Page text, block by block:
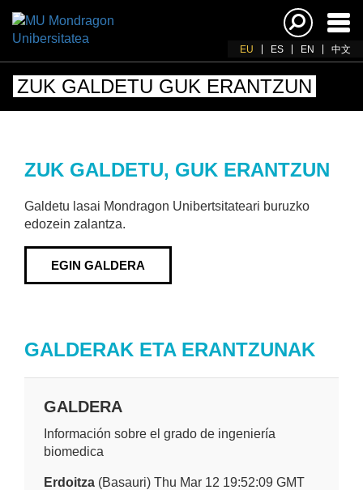
EU ES EN 中文
ZUK GALDETU GUK ERANTZUN
ZUK GALDETU, GUK ERANTZUN
Galdetu lasai Mondragon Unibertsitateari buruzko
edozein zalantza.
EGIN GALDERA
GALDERAK ETA ERANTZUNAK
GALDERA
Información sobre el grado de ingeniería
biomedica
Erdoitza (Basauri) Thu Mar 12 19:52:09 GMT